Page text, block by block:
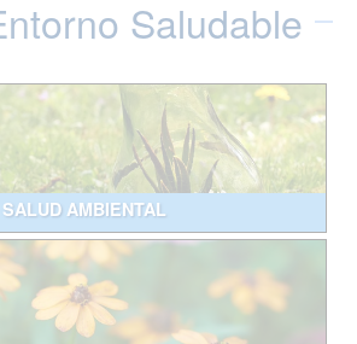
Saludable
SALUD AMBIENTAL